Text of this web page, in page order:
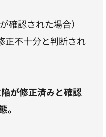
確認された場合）
正不十分と判断され
が修正済みと確認
。